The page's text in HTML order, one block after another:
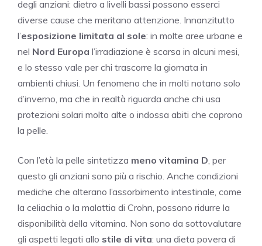
degli anziani: dietro a livelli bassi possono esserci
diverse cause che meritano attenzione. Innanzitutto
l’esposizione limitata al sole: in molte aree urbane e
nel Nord Europa l’irradiazione è scarsa in alcuni mesi,
e lo stesso vale per chi trascorre la giornata in
ambienti chiusi. Un fenomeno che in molti notano solo
d’inverno, ma che in realtà riguarda anche chi usa
protezioni solari molto alte o indossa abiti che coprono
la pelle.
Con l’età la pelle sintetizza meno vitamina D, per
questo gli anziani sono più a rischio. Anche condizioni
mediche che alterano l’assorbimento intestinale, come
la celiachia o la malattia di Crohn, possono ridurre la
disponibilità della vitamina. Non sono da sottovalutare
gli aspetti legati allo stile di vita: una dieta povera di